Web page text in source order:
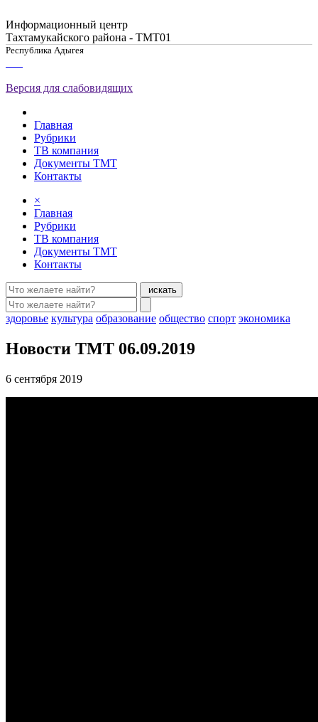
Информационный центр
Тахтамукайского района - ТМТ01
Республика Адыгея
Версия для слабовидящих
Главная
Рубрики
ТВ компания
Документы ТМТ
Контакты
×
Главная
Рубрики
ТВ компания
Документы ТМТ
Контакты
искать
здоровье культура образование общество спорт экономика
Новости ТМТ 06.09.2019
6 сентября 2019